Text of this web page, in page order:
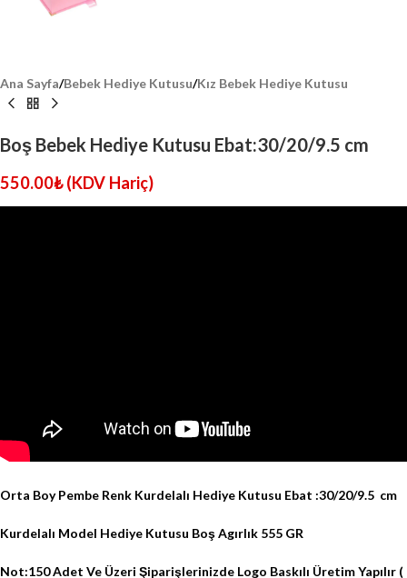
Ana Sayfa/Bebek Hediye Kutusu/Kız Bebek Hediye Kutusu
Boş Bebek Hediye Kutusu Ebat:30/20/9.5 cm
550.00₺ (KDV Hariç)
Orta Boy Pembe Renk Kurdelalı Hediye Kutusu Ebat :30/20/9.5 cm
Kurdelalı Model Hediye Kutusu Boş Agırlık 555 GR
Not:150 Adet Ve Üzeri Şiparişlerinizde Logo Baskılı Üretim Yapılır (